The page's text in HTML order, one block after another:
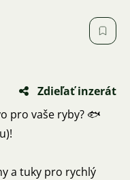
Zdieľať inzerát
pro vaše ryby? 🐟
a tuky pro rychlý